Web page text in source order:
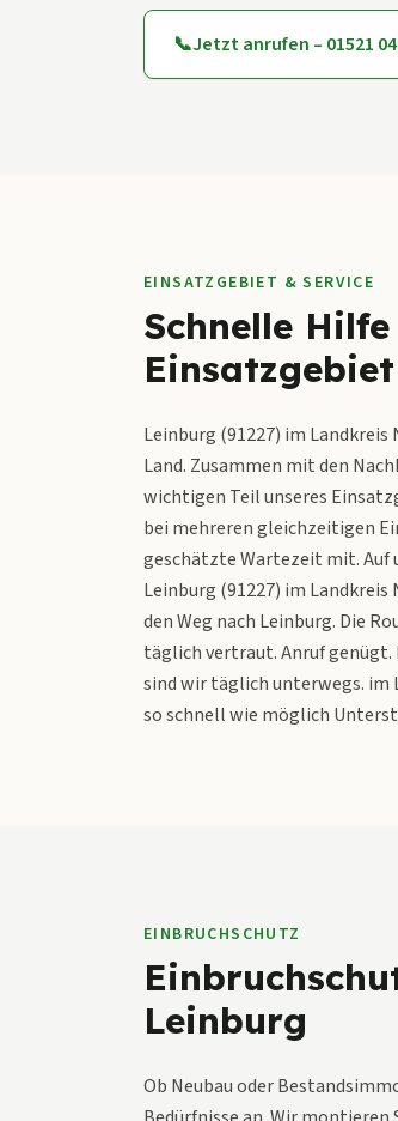
📞Jetzt anrufen – 01521
EINSATZGEBIET & SERVICE
Schnelle
Einsatzgebiet
Leinburg (91227) im
Land. Zusammen mit den
wichtigen Teil unseres
bei mehreren gleichzeitigen
geschätzte Wartezeit mit. Auf
Leinburg (91227) im
den Weg nach Leinburg. Die
täglich vertraut. Anruf genügt.
sind wir täglich unterwegs. im
so schnell wie möglich
EINBRUCHSCHUTZ
Leinburg
Ob Neubau oder